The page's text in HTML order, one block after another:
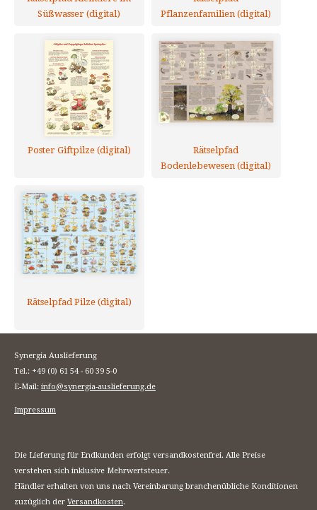
Süßwasser (digital)
Pflanzenfamilien (digital)
Poster Giftpilze (digital)
Rätselpfad
Bodenlebewesen (digital)
Rätselpfad Pilze (digital)
Synergia Auslieferung
Tel.: +49 (0) 61 54 - 60 39 5-0
E-Mail: info@synergia-auslieferung.de
Impressum
Die Lieferung für Endkunden erfolgt versandkostenfrei. Alle Preise
verstehen sich inklusive Mehrwertsteuer.
Händler erhalten von uns nach Vereinbarung branchenübliche Konditionen
zuzüglich der Versandkosten.